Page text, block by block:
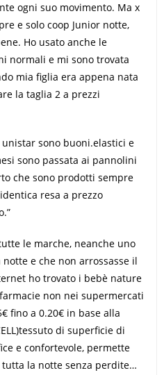
ogni suo movimento. Ma x
e solo coop Junior notte,
Ho usato anche le
normali e mi sono trovata
mia figlia era appena nata
la taglia 2 a prezzi
unistar sono buoni.elastici e
sono passata ai pannolini
che sono prodotti sempre
resa a prezzo
le marche, neanche uno
e che non arrossasse il
ho trovato i bebè nature
non nei supermercati
fino a 0.20€ in base alla
di superficie di
e confortevole, permette
la notte senza perdite…